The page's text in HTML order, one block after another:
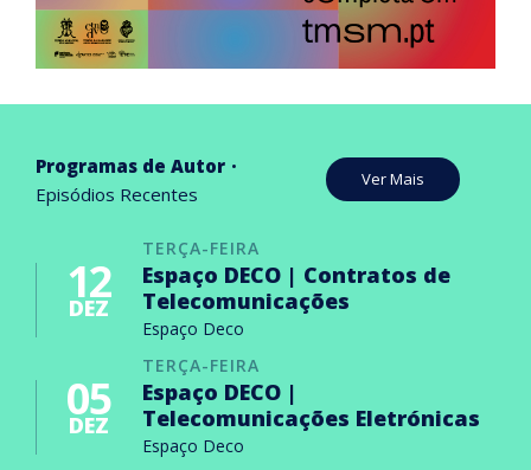
Programas de Autor
Episódios Recentes
Ver Mais
TERÇA-FEIRA
12
DEZ
Espaço DECO | Contratos de
Telecomunicações
Espaço Deco
TERÇA-FEIRA
05
DEZ
Espaço DECO |
Telecomunicações Eletrónicas
Espaço Deco